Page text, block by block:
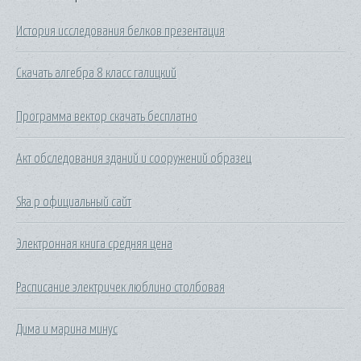
История исследования белков презентация
Скачать алгебра 8 класс галицкий
Программа вектор скачать бесплатно
Акт обследования зданий и сооружений образец
Ska p официальный сайт
Электронная книга средняя цена
Расписание электричек люблино столбовая
Дима и марина минус